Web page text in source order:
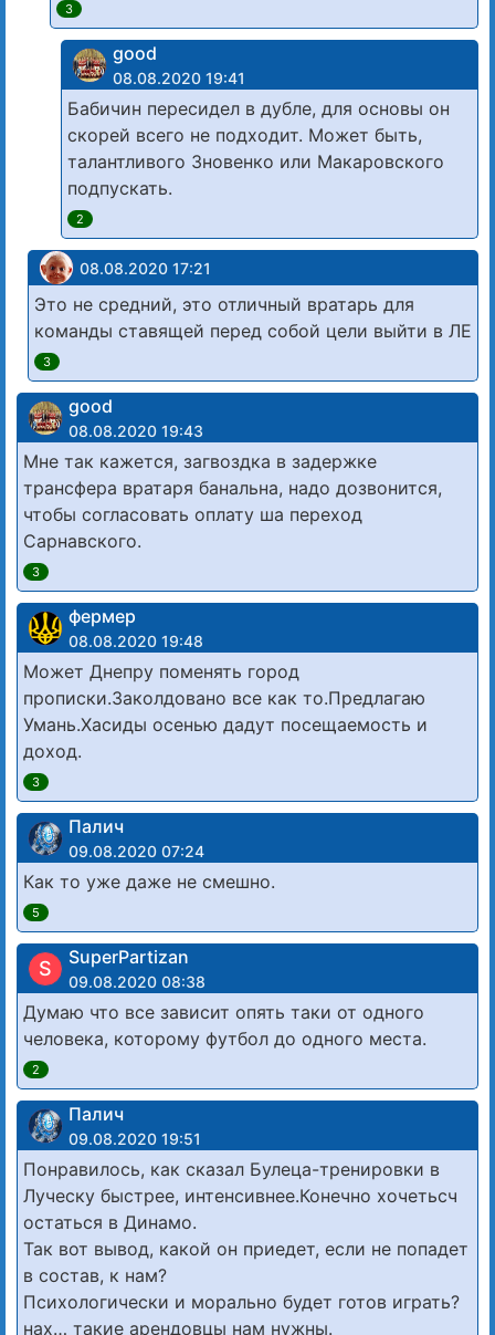
3
good
08.08.2020 19:41
Бабичин пересидел в дубле, для основы он
скорей всего не подходит. Может быть,
талантливого Зновенко или Макаровского
подпускать.
2
08.08.2020 17:21
Это не средний, это отличный вратарь для
команды ставящей перед собой цели выйти в ЛЕ
3
good
08.08.2020 19:43
Мне так кажется, загвоздка в задержке
трансфера вратаря банальна, надо дозвонится,
чтобы согласовать оплату ша переход
Сарнавского.
3
фермер
08.08.2020 19:48
Может Днепру поменять город
прописки.Заколдовано все как то.Предлагаю
Умань.Хасиды осенью дадут посещаемость и
доход.
3
Палич
09.08.2020 07:24
Как то уже даже не смешно.
5
S SuperPartizan
09.08.2020 08:38
Думаю что все зависит опять таки от одного
человека, которому футбол до одного места.
2
Палич
09.08.2020 19:51
Понравилось, как сказал Булеца-тренировки в
Луческу быстрее, интенсивнее.Конечно хочетьсч
остаться в Динамо.
Так вот вывод, какой он приедет, если не попадет
в состав, к нам?
Психологически и морально будет готов играть?
нах… такие арендовцы нам нужны.